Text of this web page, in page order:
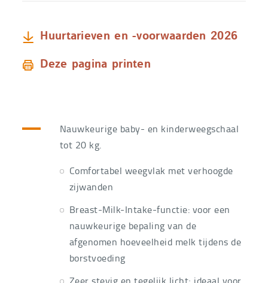
Huurtarieven en -voorwaarden 2026
Deze pagina printen
Nauwkeurige baby- en kinderweegschaal
tot 20 kg.
Comfortabel weegvlak met verhoogde
zijwanden
Breast-Milk-Intake-functie: voor een
nauwkeurige bepaling van de
afgenomen hoeveelheid melk tijdens de
borstvoeding